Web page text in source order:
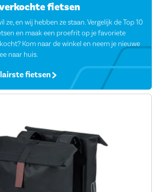
fietsen
ze, en wij hebben ze staan. Vergelijk de Top 10
en maak een proefrit op je favoriete
Kom naar de winkel en neem je nieuwe
naar huis.
fietsen